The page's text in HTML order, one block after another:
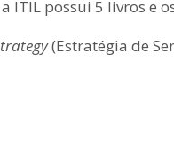
ITIL possui 5 livros e
(Estratégia de